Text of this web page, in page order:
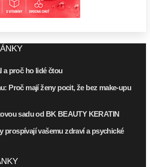
a proč ho lidé čtou
Proč mají ženy pocit, že bez make-upu
sadu od BK BEAUTY KERATIN
prospívají vašemu zdraví a psychické